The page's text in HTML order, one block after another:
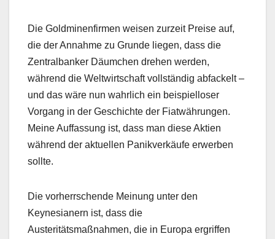
Die Goldminenfirmen weisen zurzeit Preise auf,
die der Annahme zu Grunde liegen, dass die
Zentralbanker Däumchen drehen werden,
während die Weltwirtschaft vollständig abfackelt –
und das wäre nun wahrlich ein beispielloser
Vorgang in der Geschichte der Fiatwährungen.
Meine Auffassung ist, dass man diese Aktien
während der aktuellen Panikverkäufe erwerben
sollte.
Die vorherrschende Meinung unter den
Keynesianern ist, dass die
Austeritätsmaßnahmen, die in Europa ergriffen